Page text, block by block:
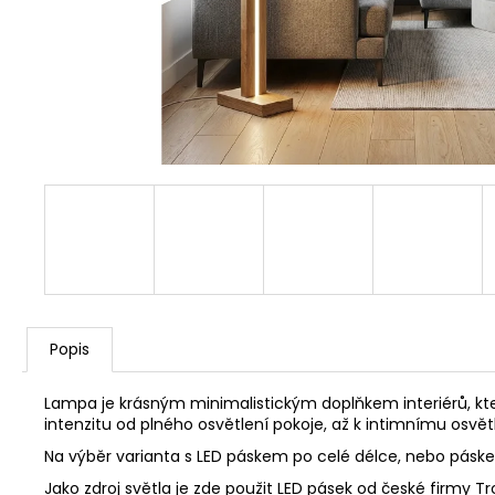
Popis
Lampa je krásným minimalistickým doplňkem interiérů,
intenzitu od plného osvětlení pokoje, až k intimnímu
Na výběr varianta s LED páskem po celé délce, nebo
Jako zdroj světla je zde použit LED pásek od české firmy